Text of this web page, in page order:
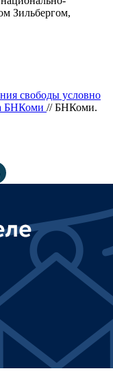
Зильбергом,
свободы условно
БНКоми // БНКоми.